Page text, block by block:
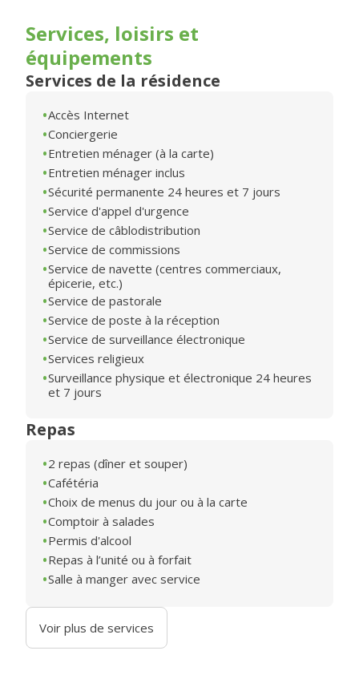
Services, loisirs et
équipements
Services de la résidence
Accès Internet
Conciergerie
Entretien ménager (à la carte)
Entretien ménager inclus
Sécurité permanente 24 heures et 7 jours
Service d'appel d'urgence
Service de câblodistribution
Service de commissions
Service de navette (centres commerciaux,
épicerie, etc.)
Service de pastorale
Service de poste à la réception
Service de surveillance électronique
Services religieux
Surveillance physique et électronique 24 heures
et 7 jours
Repas
2 repas (dîner et souper)
Cafétéria
Choix de menus du jour ou à la carte
Comptoir à salades
Permis d'alcool
Repas à l’unité ou à forfait
Salle à manger avec service
Voir plus de services